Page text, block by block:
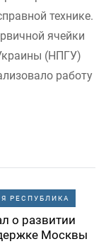
технике.
ячейки
(НПГУ)
работу
РЕСПУБЛИКА
о развитии
Москвы